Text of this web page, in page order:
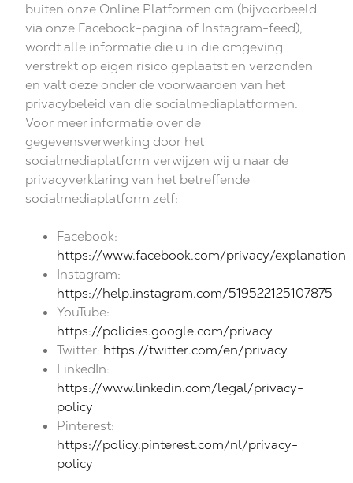
buiten onze Online Platformen om (bijvoorbeeld
via onze Facebook-pagina of Instagram-feed),
wordt alle informatie die u in die omgeving
verstrekt op eigen risico geplaatst en verzonden
en valt deze onder de voorwaarden van het
privacybeleid van die socialmediaplatformen.
Voor meer informatie over de
gegevensverwerking door het
socialmediaplatform verwijzen wij u naar de
privacyverklaring van het betreffende
socialmediaplatform zelf:
Facebook:
https://www.facebook.com/privacy/explanation
Instagram:
https://help.instagram.com/519522125107875
YouTube:
https://policies.google.com/privacy
Twitter: https://twitter.com/en/privacy
LinkedIn:
https://www.linkedin.com/legal/privacy-
policy
Pinterest:
https://policy.pinterest.com/nl/privacy-
policy